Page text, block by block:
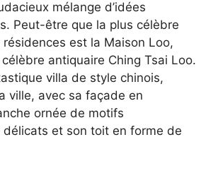
mélange d’idées
Peut-être que la plus célèbre
est la Maison Loo,
antiquaire Ching Tsai Loo.
villa de style chinois,
ville, avec sa façade en
ornée de motifs
délicats et son toit en forme de